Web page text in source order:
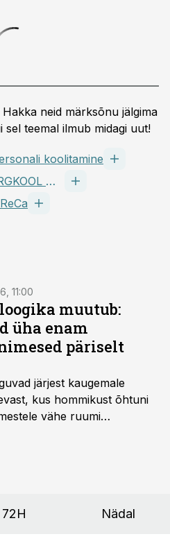
Hakka neid märksõnu jälgima
sel teemal ilmub midagi uut!
koolitamine
EESTI ETTEVÕTLUSKÕRGKOOL MAINOR AS
11:00
muutub:
üha enam
päriselt
järjest kaugemale
kus hommikust õhtuni
vähe ruumi
72H Nädal